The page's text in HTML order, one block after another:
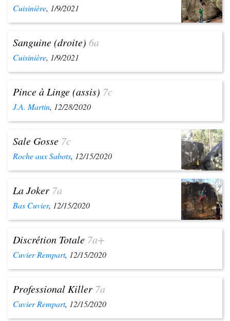
Cuisinière, 1/9/2021
Sanguine (droite) 6a
Cuisinière, 1/9/2021
Pince à Linge (assis) 7c
J.A. Martin, 12/28/2020
Sale Gosse 7c
Roche aux Sabots, 12/15/2020
La Joker 7a
Bas Cuvier, 12/15/2020
Discrétion Totale 7a+
Cuvier Rempart, 12/15/2020
Professional Killer 7a
Cuvier Rempart, 12/15/2020